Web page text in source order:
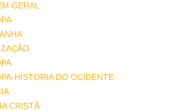
GERAL
HISTORIA DO OCIDENTE
CRISTÃ